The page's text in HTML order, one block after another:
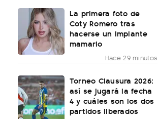
La primera foto de
Coty Romero tras
hacerse un implante
mamario
Hace 29 minutos
Torneo Clausura 2026:
así se jugará la fecha
4 y cuáles son los dos
partidos liberados